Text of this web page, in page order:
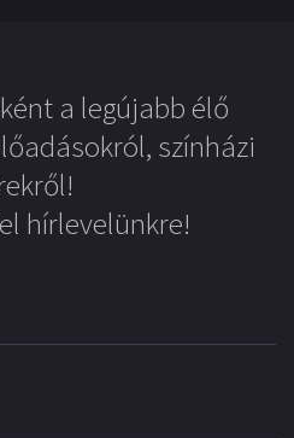
a legújabb élő
színházi
hírlevelünkre!